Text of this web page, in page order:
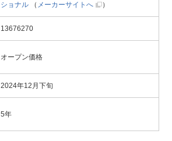
ショナル （ メーカーサイトへ ）
13676270
オープン価格
2024年12月下旬
5年